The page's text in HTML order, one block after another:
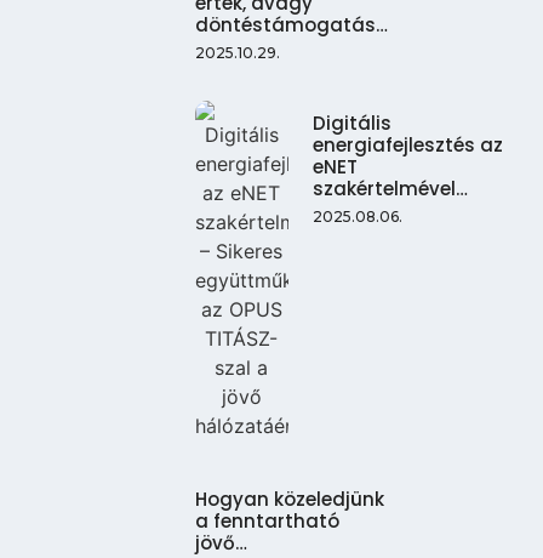
döntéstámogatás…
2025.10.29.
Digitális
energiafejlesztés az
eNET
szakértelmével…
2025.08.06.
Hogyan közeledjünk
a fenntartható
jövő…